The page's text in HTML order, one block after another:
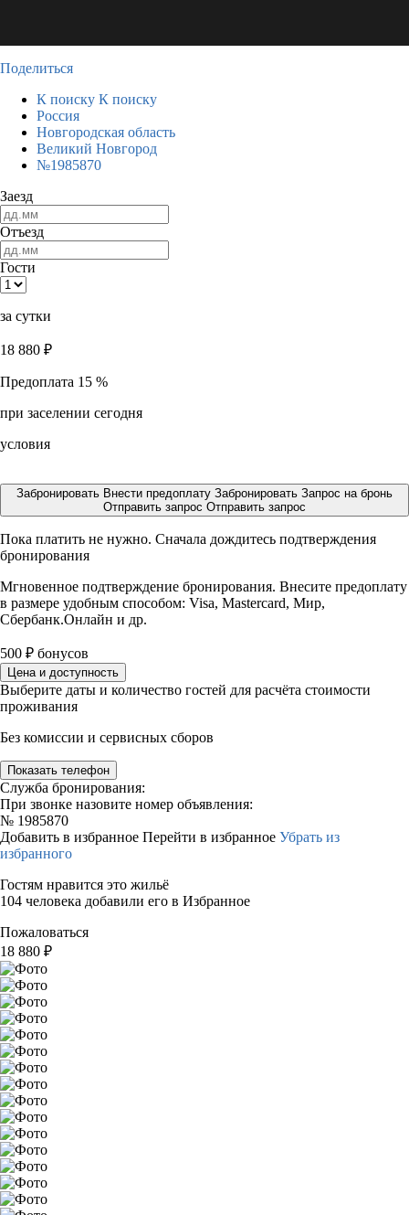
Поделиться
К поиску К поиску
Россия
Новгородская область
Великий Новгород
№1985870
Заезд
Отъезд
Гости
за сутки
18 880 ₽
Предоплата 15 %
при заселении сегодня
условия
Забронировать Внести предоплату Забронировать Запрос на бронь
Отправить запрос Отправить запрос
Пока платить не нужно. Сначала дождитесь подтверждения
бронирования
Мгновенное подтверждение бронирования. Внесите предоплату
в размере удобным способом: Visa, Mastercard, Мир,
Сбербанк.Онлайн и др.
500 ₽ бонусов
Цена и доступность
Выберите даты и количество гостей для расчёта стоимости
проживания
Без комиссии и сервисных сборов
Показать телефон
Служба бронирования:
При звонке назовите номер объявления:
№ 1985870
Добавить в избранное Перейти в избранное Убрать из
избранного
Гостям нравится это жильё
104 человека добавили его в Избранное
Пожаловаться
18 880 ₽